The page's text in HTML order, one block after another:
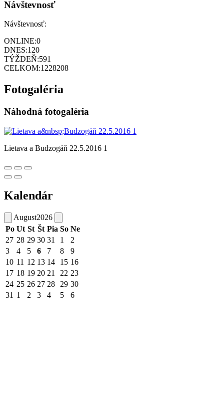
Návštevnosť
Návštevnosť:
ONLINE:0
DNES:120
TÝŽDEŇ:591
CELKOM:1228208
Fotogaléria
Náhodná fotogaléria
Lietava a Budzogáň 22.5.2016 1
Kalendár
August2026
Po Ut St Št Pia So Ne
27 28 29 30 31 1
2
3
4 5 6 7 8
9
10 11 12 13 14 15 16
17 18 19 20 21 22 23
24 25 26 27 28 29 30
31 1 2 3 4 5 6